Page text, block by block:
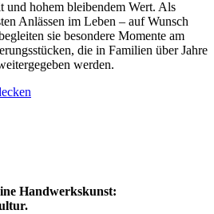
und hohem bleibendem Wert. Als
Anlässen im Leben – auf Wunsch
sie besondere Momente am
die in Familien über Jahre
werden.
Handwerkskunst: